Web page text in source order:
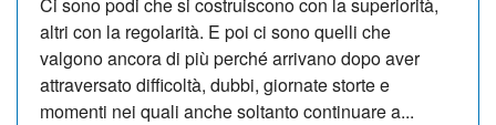
altri con la regolarità. E poi ci sono quelli che
valgono ancora di più perché arrivano dopo aver
attraversato difficoltà, dubbi, giornate storte e
momenti nei quali anche soltanto continuare a...